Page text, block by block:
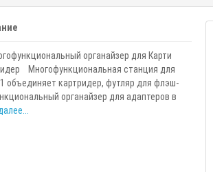
органайзер для Карти
Многофункциональная станция для
1 объединяет картридер, футляр для флэш-
органайзер для адаптеров в